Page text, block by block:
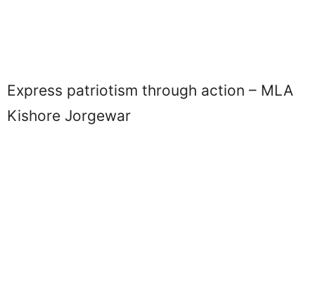
Express patriotism through action – MLA
Kishore Jorgewar